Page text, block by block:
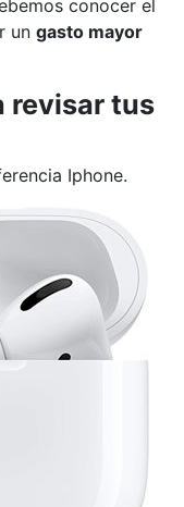
conocer el
un gasto mayor
revisar tus
Iphone.